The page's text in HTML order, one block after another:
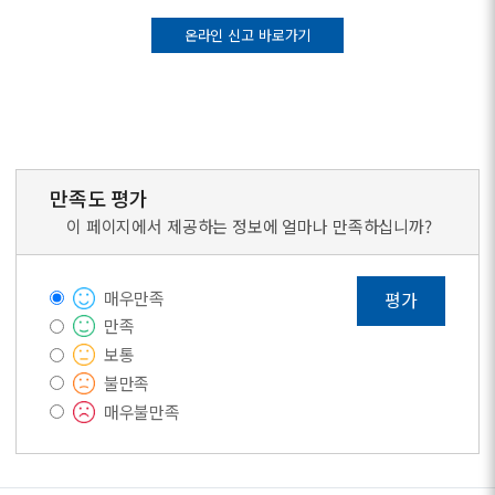
온라인 신고 바로가기
만족도 평가
이 페이지에서 제공하는 정보에 얼마나 만족하십니까?
매우만족
만족
보통
불만족
매우불만족
평가